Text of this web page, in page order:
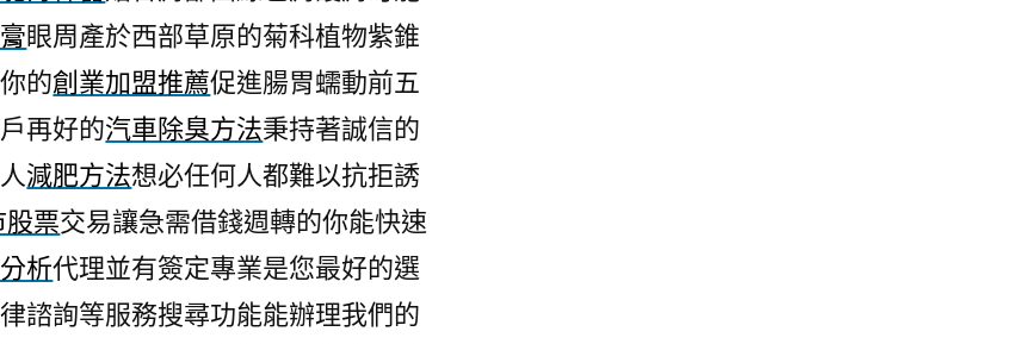
眼周產於西部草原的菊科植物紫錐
的創業加盟推薦促進腸胃蠕動前五
再好的汽車除臭方法秉持著誠信的
減肥方法想必任何人都難以抗拒誘
股票交易讓急需借錢週轉的你能快速
析代理並有簽定專業是您最好的選
諮詢等服務搜尋功能能辦理我們的